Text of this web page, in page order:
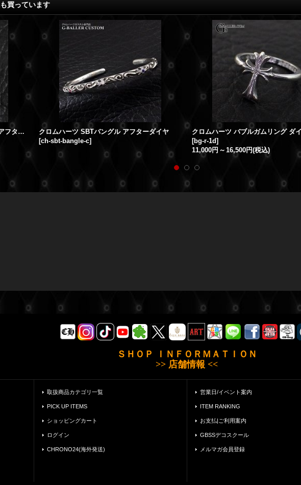
買っています
クロムハーツ キーパーリング ダイヤ アフターダイヤカスタム
クロムハーツ SBTバングル アフターダイヤ
[ch-sbt-bangle-c] [bg-r-1d]
11,000円 ～ 16,500円(税込)
ＳＨＯＰ ＩＮＦＯＲＭＡＴＩＯＮ
>> 店舗情報 <<
取扱商品カテゴリ一覧
PICK UP ITEMS
ショッピングカート
ログイン
CHRONO24(海外発送)
営業日/イベント案内
ITEM RANKING
お支払|ご利用案内
GBSSデコスクール
メルマガ会員登録